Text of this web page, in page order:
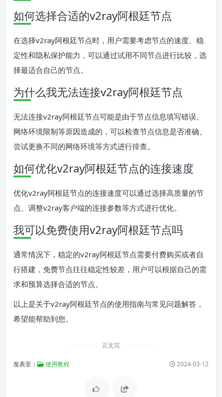
如何选择合适的v2ray阿根廷节点
在选择v2ray阿根廷节点时，用户需要考虑节点的速度、稳
定性和隐私保护能力，可以通过试用不同节点进行比较，选
择最适合自己的节点。
为什么我无法连接v2ray阿根廷节点
无法连接v2ray阿根廷节点可能是由于节点信息填写错误、
网络环境限制等原因造成的，可以检查节点信息是否准确、
尝试更换不同的网络环境等方式进行排查。
如何优化v2ray阿根廷节点的连接速度
优化v2ray阿根廷节点的连接速度可以通过选择高质量的节
点、调整v2ray客户端的连接参数等方式进行优化。
我可以免费使用v2ray阿根廷节点吗
通常情况下，稳定的v2ray阿根廷节点需要付费购买或者自
行搭建，免费节点往往稳定性较差，用户可以根据自己的需
求和预算选择合适的节点。
以上是关于v2ray阿根廷节点的使用指南与常见问题解答，
希望能帮助到您。
正文完
发表至： 使用教程 2024-03-12